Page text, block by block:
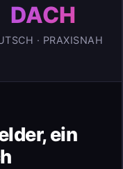
DACH
· PRAXISNAH
ein